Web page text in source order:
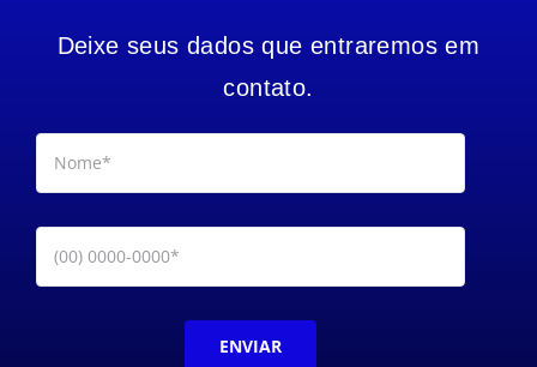
Deixe seus dados que entraremos em
contato.
ENVIAR